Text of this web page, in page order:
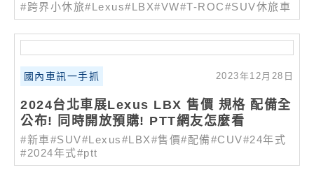
#跨界小休旅#Lexus#LBX#VW#T-ROC#SUV休旅車
國內車訊一手抓 2023年12月28日
2024台北車展Lexus LBX 售價 規格 配備全
公布! 同時開放預購! PTT網友怎麼看
#新車#SUV#Lexus#LBX#售價#配備#CUV#24年式
#2024年式#ptt